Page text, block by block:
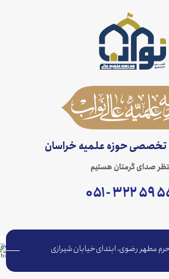
حوزه علمیه خراسان
گرمتان هستیم
ابتدای خیابان شیرازی